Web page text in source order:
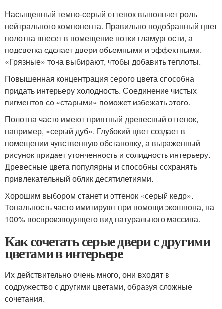
Насыщенный темно-серый оттенок выполняет роль
нейтрального компонента. Правильно подобранный цвет
полотна внесет в помещение нотки гламурности, а
подсветка сделает двери объемными и эффектными.
«Грязные» тона выбирают, чтобы добавить теплоты.
Повышенная концентрация серого цвета способна
придать интерьеру холодность. Соединение чистых
пигментов со «старыми» поможет избежать этого.
Полотна часто имеют приятный древесный оттенок,
например, «серый дуб». Глубокий цвет создает в
помещении чувственную обстановку, а выраженный
рисунок придает утонченность и солидность интерьеру.
Древесные цвета популярны и способны сохранять
привлекательный облик десятилетиями.
Хорошим выбором станет и оттенок «серый кедр».
Тональность часто имитируют при помощи экошпона, на
100% воспроизводящего вид натурального массива.
Как сочетать серые двери с другими
цветами в интерьере
Их действительно очень много, они входят в
содружество с другими цветами, образуя сложные
сочетания.